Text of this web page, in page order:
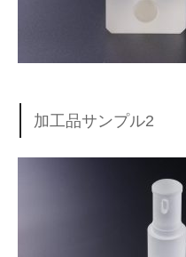
加工品サンプル2